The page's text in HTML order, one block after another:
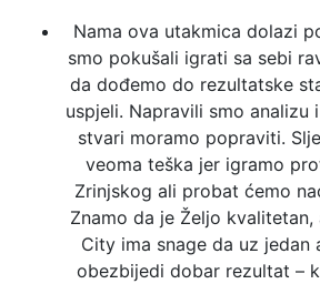
Nama ova utakmica dolazi
smo pokušali igrati sa sebi
da dođemo do rezultatske
uspjeli. Napravili smo analizu
stvari moramo popraviti.
veoma teška jer igramo
Zrinjskog ali probat ćemo
Znamo da je Željo kvalitetan,
City ima snage da uz jedan
obezbijedi dobar rezultat –